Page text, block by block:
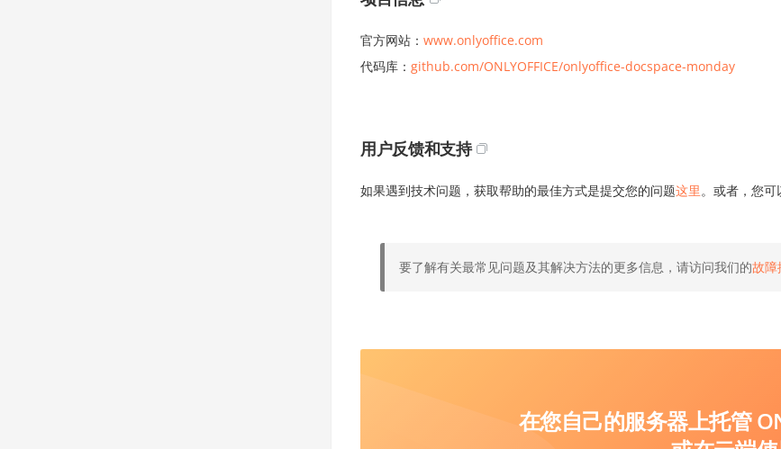
官方网站： www.onlyoffice.com
代码库： github.com/ONLYOFFICE/onlyoffice-docspace-monday
用户反馈和支持
如果遇到技术问题，获取帮助的最佳方式是提交您的问题这里。或者，您可
要了解有关最常见问题及其解决方法的更多信息，请访问我们的故障
在您自己的服务器上托管